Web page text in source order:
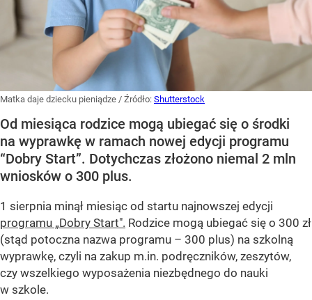
Matka daje dziecku pieniądze / Źródło: Shutterstock
Od miesiąca rodzice mogą ubiegać się o środki
na wyprawkę w ramach nowej edycji programu
“Dobry Start”. Dotychczas złożono niemal 2 mln
wniosków o 300 plus.
1 sierpnia minął miesiąc od startu najnowszej edycji
programu „Dobry Start". Rodzice mogą ubiegać się o 300 zł
(stąd potoczna nazwa programu – 300 plus) na szkolną
wyprawkę, czyli na zakup m.in. podręczników, zeszytów,
czy wszelkiego wyposażenia niezbędnego do nauki
w szkole.